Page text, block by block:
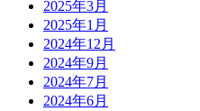
2025年3月
2025年1月
2024年12月
2024年9月
2024年7月
2024年6月